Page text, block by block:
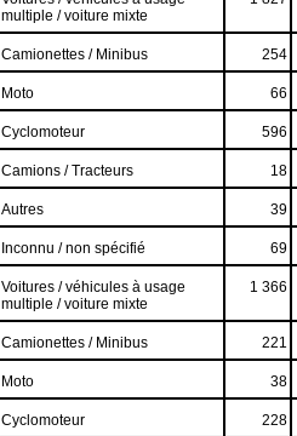
multiple / voiture mixte
Camionettes / Minibus 254
Moto 66
Cyclomoteur 596
Camions / Tracteurs 18
Autres 39
Inconnu / non spécifié 69
Voitures / véhicules à usage
multiple / voiture mixte
1 366
Camionettes / Minibus 221
Moto 38
Cyclomoteur 228